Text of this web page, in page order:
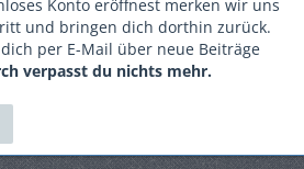
Konto eröffnest merken wir uns
und bringen dich dorthin zurück.
per E-Mail über neue Beiträge
verpasst du nichts mehr.